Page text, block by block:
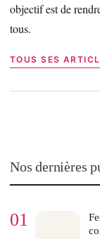
objectif est de
tous.
TOUS SES
Nos dernières
01